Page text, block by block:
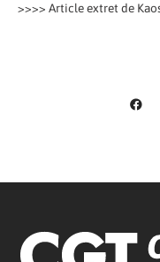
>>>> Article extret de